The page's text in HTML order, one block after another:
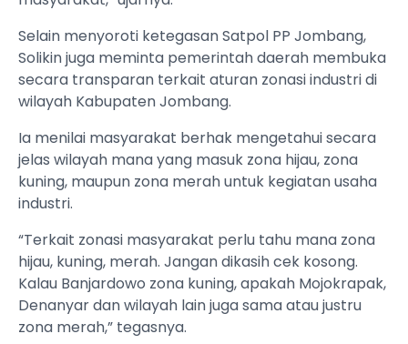
Selain menyoroti ketegasan Satpol PP Jombang,
Solikin juga meminta pemerintah daerah membuka
secara transparan terkait aturan zonasi industri di
wilayah Kabupaten Jombang.
Ia menilai masyarakat berhak mengetahui secara
jelas wilayah mana yang masuk zona hijau, zona
kuning, maupun zona merah untuk kegiatan usaha
industri.
“Terkait zonasi masyarakat perlu tahu mana zona
hijau, kuning, merah. Jangan dikasih cek kosong.
Kalau Banjardowo zona kuning, apakah Mojokrapak,
Denanyar dan wilayah lain juga sama atau justru
zona merah,” tegasnya.